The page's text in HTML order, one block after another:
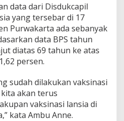
data dari Disdukcapil
yang tersebar di 17
Purwakarta ada sebanyak
data BPS tahun
diatas 69 tahun ke atas
persen.
sudah dilakukan vaksinasi
akan terus
vaksinasi lansia di
kata Ambu Anne.